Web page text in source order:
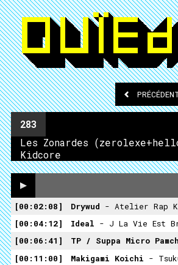
283
Les Zonardes
Kidcore
00:02:08 Drywud - Atelier Rap
00:04:12
Ideal - J La Vie Est
00:06:41
TP / Suppa Micro
00:11:00
Makigami Koichi -